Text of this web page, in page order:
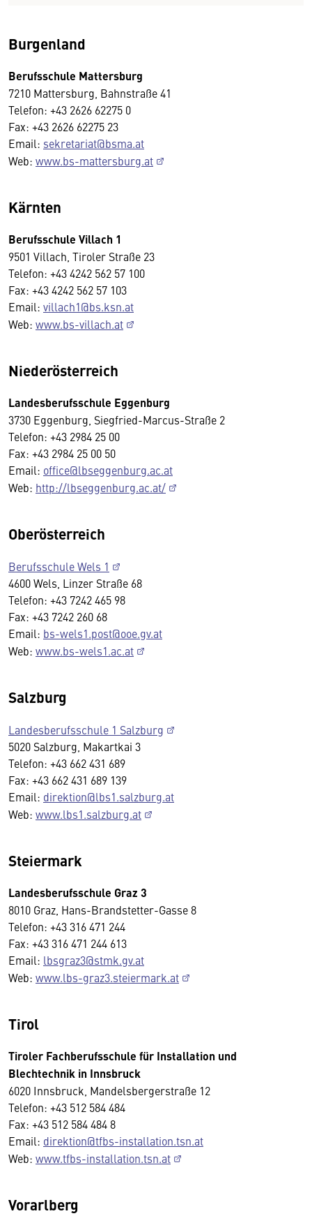
Burgenland
Berufsschule Mattersburg
7210 Mattersburg, Bahnstraße 41
Telefon: +43 2626 62275 0
Fax: +43 2626 62275 23
Email: sekretariat@bsma.at
Web: www.bs-mattersburg.at
Kärnten
Berufsschule Villach 1
9501 Villach, Tiroler Straße 23
Telefon: +43 4242 562 57 100
Fax: +43 4242 562 57 103
Email: villach1@bs.ksn.at
Web: www.bs-villach.at
Niederösterreich
Landesberufsschule Eggenburg
3730 Eggenburg, Siegfried-Marcus-Straße 2
Telefon: +43 2984 25 00
Fax: +43 2984 25 00 50
Email: office@lbseggenburg.ac.at
Web: http://lbseggenburg.ac.at/
Oberösterreich
Berufsschule Wels 1
4600 Wels, Linzer Straße 68
Telefon: +43 7242 465 98
Fax: +43 7242 260 68
Email: bs-wels1.post@ooe.gv.at
Web: www.bs-wels1.ac.at
Salzburg
Landesberufsschule 1 Salzburg
5020 Salzburg, Makartkai 3
Telefon: +43 662 431 689
Fax: +43 662 431 689 139
Email: direktion@lbs1.salzburg.at
Web: www.lbs1.salzburg.at
Steiermark
Landesberufsschule Graz 3
8010 Graz, Hans-Brandstetter-Gasse 8
Telefon: +43 316 471 244
Fax: +43 316 471 244 613
Email: lbsgraz3@stmk.gv.at
Web: www.lbs-graz3.steiermark.at
Tirol
Tiroler Fachberufsschule für Installation und
Blechtechnik in Innsbruck
6020 Innsbruck, Mandelsbergerstraße 12
Telefon: +43 512 584 484
Fax: +43 512 584 484 8
Email: direktion@tfbs-installation.tsn.at
Web: www.tfbs-installation.tsn.at
Vorarlberg